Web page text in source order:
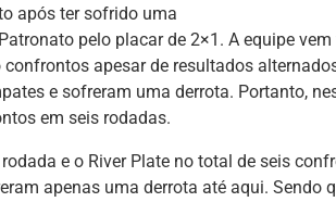
após ter sofrido uma
pelo placar de 2×1. A equipe
apesar de resultados
e sofreram uma derrota. Portanto,
em seis rodadas.
e o River Plate no total de seis
apenas uma derrota até aqui. Sendo